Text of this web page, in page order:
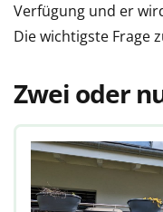
Verfügung und er
Die wichtigste Frage
Zwei oder